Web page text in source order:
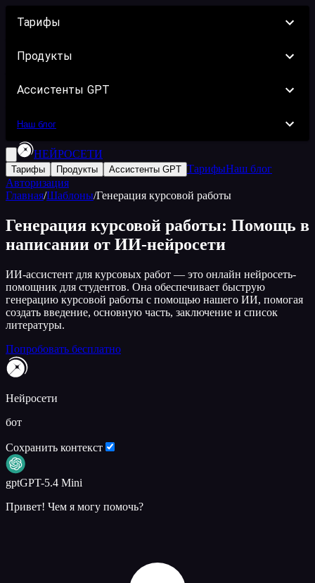
Тарифы
Продукты
Ассистенты GPT
Наш блог
НЕЙРОСЕТИ
Тарифы Продукты Ассистенты GPT ТарифыНаш блог
Авторизация
Главная/Шаблоны/Генерация курсовой работы
Генерация курсовой работы: Помощь в
написании от ИИ-нейросети
ИИ-ассистент для курсовых работ — это онлайн нейросеть-
помощник для студентов. Она обеспечивает быструю
генерацию курсовой работы с помощью нашего ИИ, помогая
создать введение, основную часть, заключение и список
литературы.
Попробовать бесплатно
Нейросети
бот
Сохранить контекст
gptGPT-5.4 Mini
Привет! Чем я могу помочь?